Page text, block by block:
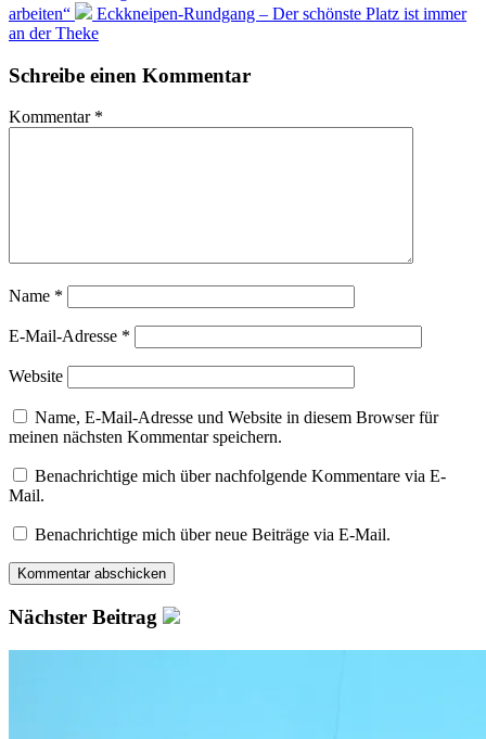
arbeiten“
Eckkneipen-Rundgang – Der schönste Platz ist immer
an der Theke
Schreibe einen Kommentar
Kommentar *
Name *
E-Mail-Adresse *
Website
Name, E-Mail-Adresse und Website in diesem Browser für
meinen nächsten Kommentar speichern.
Benachrichtige mich über nachfolgende Kommentare via E-
Mail.
Benachrichtige mich über neue Beiträge via E-Mail.
Nächster Beitrag